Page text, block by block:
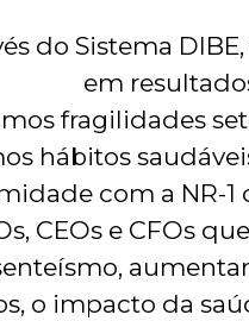
do Sistema
em
fragilidades
hábitos
com a NR-1
CEOs e CFOs
o impacto da